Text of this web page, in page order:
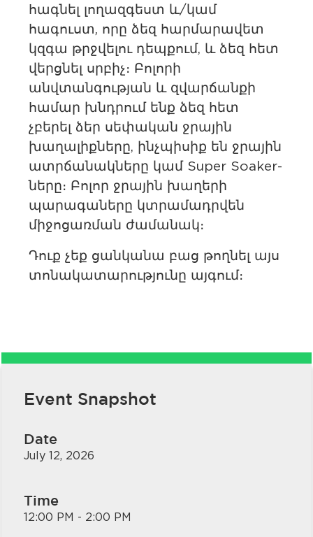
հագնել լողազգեստ և/կամ
հագուստ, որը ձեզ հարմարավետ
կզգա թրջվելու դեպքում, և ձեզ հետ
վերցնել սրբիչ։ Բոլորի
անվտանգության և զվարճանքի
համար խնդրում ենք ձեզ հետ
չբերել ձեր սեփական ջրային
խաղալիքները, ինչպիսիք են ջրային
ատրճանակները կամ Super Soaker-
ները։ Բոլոր ջրային խաղերի
պարագաները կտրամադրվեն
միջոցառման ժամանակ։
Դուք չեք ցանկանա բաց թողնել այս
տոնակատարությունը այգում։
Event Snapshot
Date
July 12, 2026
Time
12:00 PM - 2:00 PM